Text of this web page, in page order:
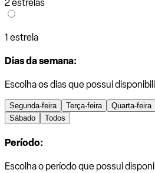
2 estrelas
1 estrela
Dias da semana:
Escolha os dias que possui
Segunda-feira Terça-feira Quarta-feira
Sábado
Todos
Período:
Escolha o período que possui